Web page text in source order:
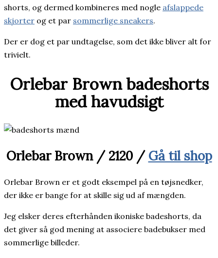
shorts, og dermed kombineres med nogle afslappede
skjorter og et par sommerlige sneakers.
Der er dog et par undtagelse, som det ikke bliver alt for
trivielt.
Orlebar Brown badeshorts
med havudsigt
Orlebar Brown / 2120 / Gå til shop
Orlebar Brown er et godt eksempel på en tøjsnedker,
der ikke er bange for at skille sig ud af mængden.
Jeg elsker deres efterhånden ikoniske badeshorts, da
det giver så god mening at associere badebukser med
sommerlige billeder.